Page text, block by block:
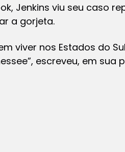
Jenkins viu seu caso
a gorjeta.
viver nos Estados do
escreveu, em sua